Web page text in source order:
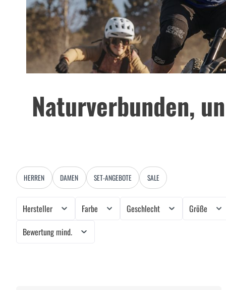
Naturverbunden,
HERREN DAMEN SET-ANGEBOTE SALE
Hersteller Farbe Geschlecht
Größe
Bewertung mind.